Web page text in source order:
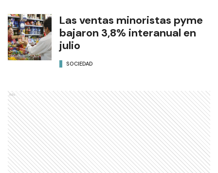
Las ventas minoristas pyme
bajaron 3,8% interanual en
julio
SOCIEDAD
Ads